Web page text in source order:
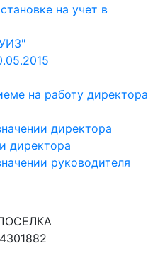
на учет в
на работу директора
директора
директора
руководителя